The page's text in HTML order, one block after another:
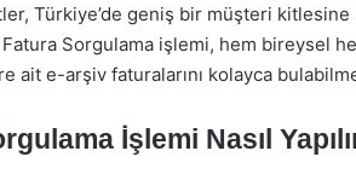
Türkiye’de geniş bir müşteri
Sorgulama işlemi, hem bireysel
ait e-arşiv faturalarını kolayca
İşlemi Nasıl